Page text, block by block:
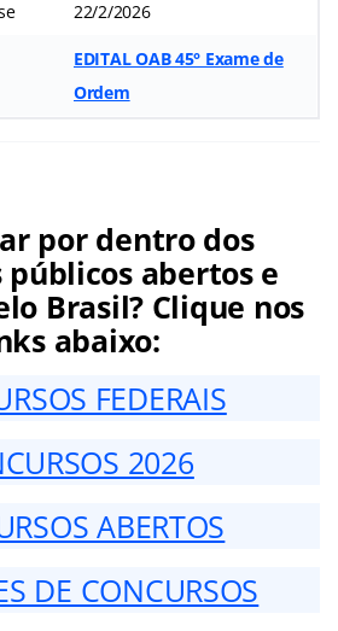
22/2/2026
EDITAL OAB 45° Exame de
Ordem
por dentro dos
públicos abertos e
Brasil? Clique nos
abaixo:
FEDERAIS
2026
ABERTOS
DE CONCURSOS